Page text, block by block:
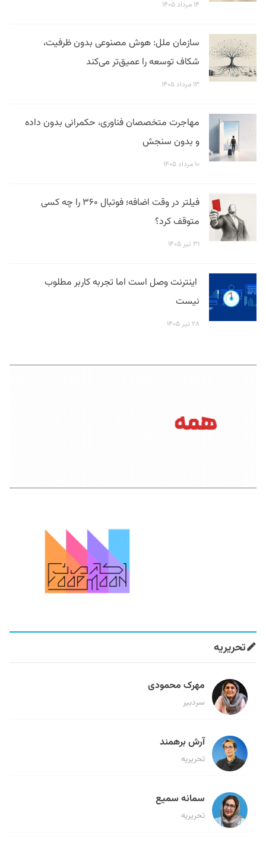
۱۴ مرداد ۱۴۰۵
سازمان ملل: هوش مصنوعی بدون ظرفیت،
شکاف توسعه را عمیق‌تر می‌کند
۱۳ مرداد ۱۴۰۵
مهاجرت متخصصان فناوری، حکمرانی بدون داده
و بدون سنجش
۱۰ مرداد ۱۴۰۵
فیلتر در وقت اضافه؛ فوتبال ۳۶۰ را چه کسی
متوقف کرد؟
۳۱ تیر ۱۴۰۵
اینترنت وصل است اما تجربه کاربر مطلوب
نیست
۲۸ تیر ۱۴۰۵
تحریریه
مهرک محمودی
سردبیر
آرش برهمند
تحریریه
سمانه سمیع
تحریریه